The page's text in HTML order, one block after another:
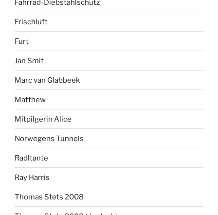
Fahrrad-Diebstahlschutz
Frischluft
Furt
Jan Smit
Marc van Glabbeek
Matthew
Mitpilgerin Alice
Norwegens Tunnels
Radltante
Ray Harris
Thomas Stets 2008